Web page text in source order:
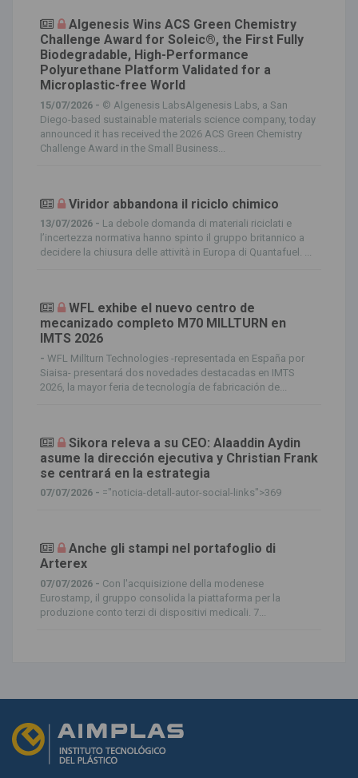
Algenesis Wins ACS Green Chemistry
Challenge Award for Soleic®, the First Fully
Biodegradable, High-Performance
Polyurethane Platform Validated for a
Microplastic-free World
15/07/2026 - © Algenesis LabsAlgenesis Labs, a San
Diego-based sustainable materials science company, today
announced it has received the 2026 ACS Green Chemistry
Challenge Award in the Small Business...
Viridor abbandona il riciclo chimico
13/07/2026 - La debole domanda di materiali riciclati e
l’incertezza normativa hanno spinto il gruppo britannico a
decidere la chiusura delle attività in Europa di Quantafuel. ...
WFL exhibe el nuevo centro de
mecanizado completo M70 MILLTURN en
IMTS 2026
- WFL Millturn Technologies -representada en España por
Siaisa- presentará dos novedades destacadas en IMTS
2026, la mayor feria de tecnología de fabricación de...
Sikora releva a su CEO: Alaaddin Aydin
asume la dirección ejecutiva y Christian Frank
se centrará en la estrategia
07/07/2026 - ="noticia-detall-autor-social-links">369
Anche gli stampi nel portafoglio di
Arterex
07/07/2026 - Con l'acquisizione della modenese
Eurostamp, il gruppo consolida la piattaforma per la
produzione conto terzi di dispositivi medicali. 7...